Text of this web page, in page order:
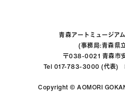
青森アートミュージア
(事務局:青森県
〒038-0021 青森市
Tel 017-783-3000 (代表)
Copyright © AOMORI